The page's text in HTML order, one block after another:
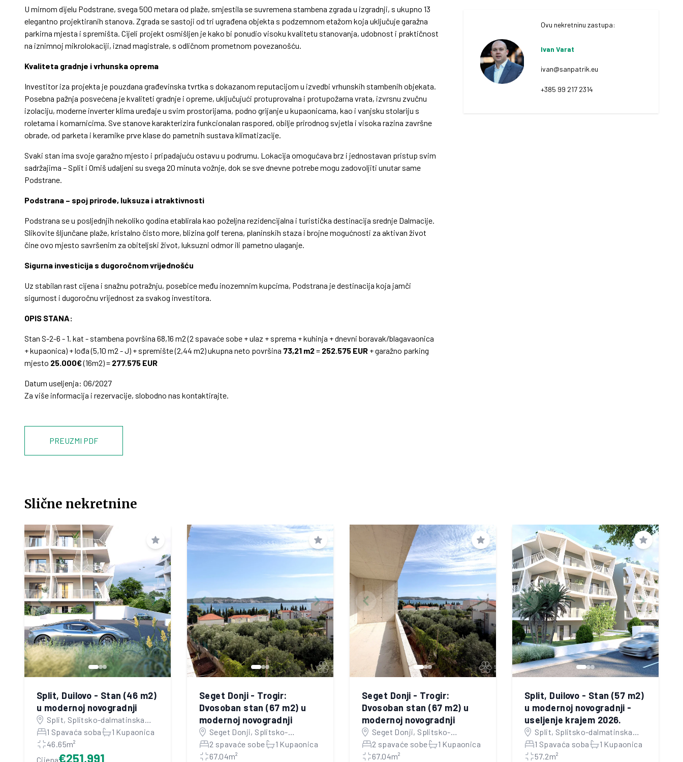
U mirnom dijelu Podstrane, svega 500 metara od plaže, smjestila se suvremena stambena zgrada u izgradnji, s ukupno 13
elegantno projektiranih stanova. Zgrada se sastoji od tri ugrađena objekta s podzemnom etažom koja uključuje garažna
parkirna mjesta i spremišta. Cijeli projekt osmišljen je kako bi ponudio visoku kvalitetu stanovanja, udobnost i praktičnost
na iznimnoj mikrolokaciji, iznad magistrale, s odličnom prometnom povezanošću.
Kvaliteta gradnje i vrhunska oprema
Investitor iza projekta je pouzdana građevinska tvrtka s dokazanom reputacijom u izvedbi vrhunskih stambenih objekata.
Posebna pažnja posvećena je kvaliteti gradnje i opreme, uključujući protuprovalna i protupožarna vrata, izvrsnu zvučnu
izolaciju, moderne inverter klima uređaje u svim prostorijama, podno grijanje u kupaonicama, kao i vanjsku stolariju s
roletama i komarnicima. Sve stanove karakterizira funkcionalan raspored, obilje prirodnog svjetla i visoka razina završne
obrade, od parketa i keramike prve klase do pametnih sustava klimatizacije.
Svaki stan ima svoje garažno mjesto i pripadajuću ostavu u podrumu. Lokacija omogućava brz i jednostavan pristup svim
sadržajima – Split i Omiš udaljeni su svega 20 minuta vožnje, dok se sve dnevne potrebe mogu zadovoljiti unutar same
Podstrane.
Podstrana – spoj prirode, luksuza i atraktivnosti
Podstrana se u posljednjih nekoliko godina etablirala kao poželjna rezidencijalna i turistička destinacija srednje Dalmacije.
Slikovite šljunčane plaže, kristalno čisto more, blizina golf terena, planinskih staza i brojne mogućnosti za aktivan život
čine ovo mjesto savršenim za obiteljski život, luksuzni odmor ili pametno ulaganje.
Sigurna investicija s dugoročnom vrijednošću
Uz stabilan rast cijena i snažnu potražnju, posebice među inozemnim kupcima, Podstrana je destinacija koja jamči
sigurnost i dugoročnu vrijednost za svakog investitora.
OPIS STANA:
Stan S-2-6 - 1. kat - stambena površina 68,16 m2 (2 spavaće sobe + ulaz + sprema + kuhinja + dnevni boravak/blagavaonica
+ kupaonica) + lođa (5,10 m2 - J) + spremište (2,44 m2) ukupna neto površina 73,21 m2= 252.575 EUR + garažno parking
mjesto 25.000€(16m2) = 277.575 EUR
Datum useljenja: 06/2027
Za više informacija i rezervacije, slobodno nas kontaktirajte.
PREUZMI PDF
Ovu nekretninu zastupa:
Ivan Varat
ivan@sanpatrik.eu
+385 99 217 2314
Slične nekretnine
Spremi
Split, Duilovo - Stan (46 m2)
u modernoj novogradnji
Split, Splitsko-dalmatinska
županija
1 Spavaća soba
1 Kupaonica
46.65m²
Cijena€251,991
Spremi
Seget Donji - Trogir:
Dvosoban stan (67 m2) u
modernoj novogradnji
Seget Donji, Splitsko-
dalmatinska županija
2 spavaće sobe
1 Kupaonica
67.04m²
Spremi
Seget Donji - Trogir:
Dvosoban stan (67 m2) u
modernoj novogradnji
Seget Donji, Splitsko-
dalmatinska županija
2 spavaće sobe
1 Kupaonica
67.04m²
Spremi
Split, Duilovo - Stan (57 m2)
u modernoj novogradnji -
useljenje krajem 2026.
Split, Splitsko-dalmatinska
županija
1 Spavaća soba
1 Kupaonica
57.2m²